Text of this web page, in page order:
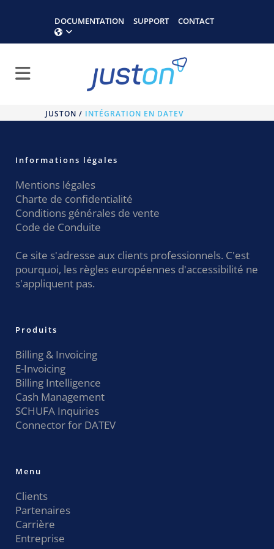
DOCUMENTATION SUPPORT CONTACT
JUSTON / INTÉGRATION EN DATEV
Informations légales
Mentions légales
Charte de confidentialité
Conditions générales de vente
Code de Conduite
Ce site s'adresse aux clients professionnels. C'est
pourquoi, les règles européennes d'accessibilité ne
s'appliquent pas.
Produits
Billing & Invoicing
E-Invoicing
Billing Intelligence
Cash Management
SCHUFA Inquiries
Connector for DATEV
Menu
Clients
Partenaires
Carrière
Entreprise